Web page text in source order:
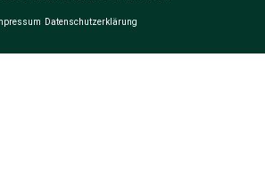
Datenschutzerklärung